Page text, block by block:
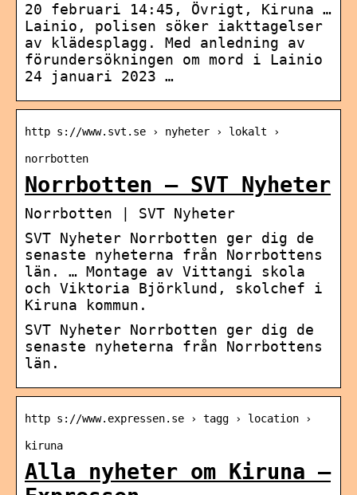
20 februari 14:45, Övrigt, Kiruna …
Lainio, polisen söker iakttagelser
av klädesplagg. Med anledning av
förundersökningen om mord i Lainio
24 januari 2023 …
http s://www.svt.se › nyheter › lokalt ›
norrbotten
Norrbotten – SVT Nyheter
Norrbotten | SVT Nyheter
SVT Nyheter Norrbotten ger dig de
senaste nyheterna från Norrbottens
län. … Montage av Vittangi skola
och Viktoria Björklund, skolchef i
Kiruna kommun.
SVT Nyheter Norrbotten ger dig de
senaste nyheterna från Norrbottens
län.
http s://www.expressen.se › tagg › location ›
kiruna
Alla nyheter om Kiruna –